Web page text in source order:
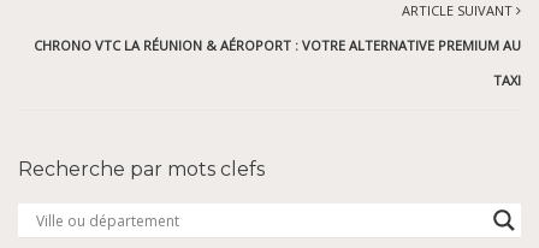
ARTICLE SUIVANT
CHRONO VTC LA RÉUNION & AÉROPORT : VOTRE ALTERNATIVE PREMIUM AU
TAXI
Recherche par mots clefs